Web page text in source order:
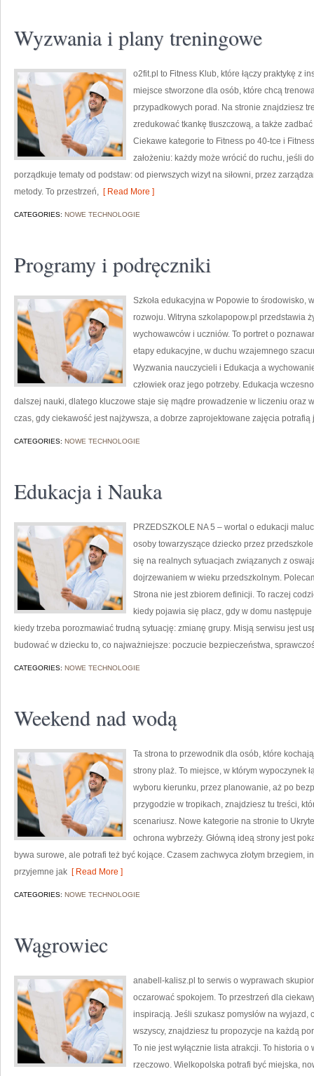
Wyzwania i plany treningowe
o2fit.pl to Fitness Klub, które łączy praktykę z
miejsce stworzone dla osób, które chcą
przypadkowych porad. Na stronie znajdziesz
zredukować tkankę tłuszczową, a także
Ciekawe kategorie to Fitness po 40-tce i
założeniu: każdy może wrócić do ruchu, jeśli
porządkuje tematy od podstaw: od pierwszych wizyt na siłowni, przez
metody. To przestrzeń, [ Read More ]
CATEGORIES: NOWE TECHNOLOGIE
Programy i podręczniki
Szkoła edukacyjna w Popowie to środowisko,
rozwoju. Witryna szkolapopow.pl przedstawia
wychowawców i uczniów. To portret o
etapy edukacyjne, w duchu wzajemnego
Wyzwania nauczycieli i Edukacja a
człowiek oraz jego potrzeby. Edukacja
dalszej nauki, dlatego kluczowe staje się mądre prowadzenie w liczeniu oraz
czas, gdy ciekawość jest najżywsza, a dobrze zaprojektowane zajęcia potrafią
CATEGORIES: NOWE TECHNOLOGIE
Edukacja i Nauka
PRZEDSZKOLE NA 5 – wortal o edukacji
osoby towarzyszące dziecko przez
się na realnych sytuacjach związanych z
dojrzewaniem w wieku przedszkolnym.
Strona nie jest zbiorem definicji. To raczej
kiedy pojawia się płacz, gdy w domu
kiedy trzeba porozmawiać trudną sytuację: zmianę grupy. Misją serwisu jest
budować w dziecku to, co najważniejsze: poczucie bezpieczeństwa,
CATEGORIES: NOWE TECHNOLOGIE
Weekend nad wodą
Ta strona to przewodnik dla osób, które
strony plaż. To miejsce, w którym wypoczynek
wyboru kierunku, przez planowanie, aż po
przygodzie w tropikach, znajdziesz tu treści,
scenariusz. Nowe kategorie na stronie to
ochrona wybrzeży. Główną ideą strony jest
bywa surowe, ale potrafi też być kojące. Czasem zachwyca złotym brzegiem,
przyjemne jak [ Read More ]
CATEGORIES: NOWE TECHNOLOGIE
Wągrowiec
anabell-kalisz.pl to serwis o wyprawach
oczarować spokojem. To przestrzeń dla
inspiracją. Jeśli szukasz pomysłów na
wszyscy, znajdziesz tu propozycje na każdą
To nie jest wyłącznie lista atrakcji. To historia
rzeczowo. Wielkopolska potrafi być miejska,